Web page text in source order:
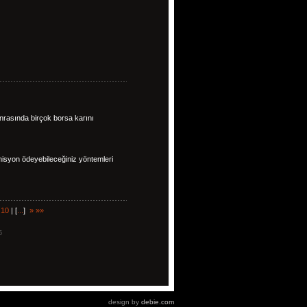
birçok borsa karını
ödeyebileceğiniz yöntemleri
10| [... ] » »»
design by debie.com